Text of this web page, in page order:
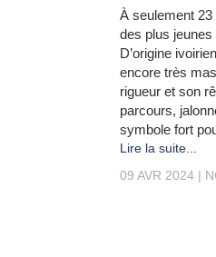
À seulement 23
des plus jeunes
D’origine
encore très
rigueur et son
parcours,
symbole fort
Lire la suite...
09 AVR 2024